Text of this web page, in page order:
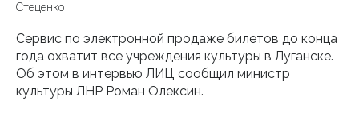
Стеценко
Сервис по электронной продаже билетов до конца
года охватит все учреждения культуры в Луганске.
Об этом в интервью ЛИЦ сообщил министр
культуры ЛНР Роман Олексин.